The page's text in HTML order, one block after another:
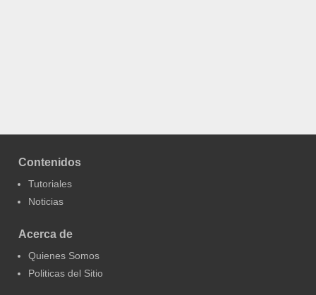
Contenidos
Tutoriales
Noticias
Acerca de
Quienes Somos
Politicas del Sitio